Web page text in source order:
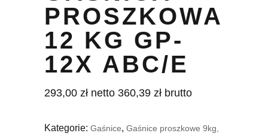
PROSZKOWA
12 KG GP-
12X ABC/E
293,00 zł netto 360,39 zł brutto
Kategorie: Gaśnice, Gaśnice proszkowe 9kg,